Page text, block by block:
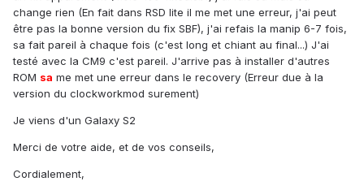
change rien (En fait dans RSD lite il me met une erreur, j'ai peut
être pas la bonne version du fix SBF), j'ai refais la manip 6-7 fois,
sa fait pareil à chaque fois (c'est long et chiant au final...) J'ai
testé avec la CM9 c'est pareil. J'arrive pas à installer d'autres
ROM sa me met une erreur dans le recovery (Erreur due à la
version du clockworkmod surement)
Je viens d'un Galaxy S2
Merci de votre aide, et de vos conseils,
Cordialement,